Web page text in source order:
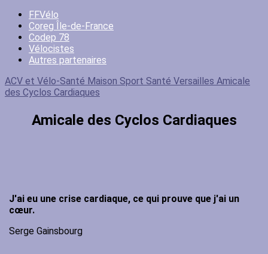
FFVélo
Coreg Île-de-France
Codep 78
Vélocistes
Autres partenaires
ACV et Vélo-Santé Maison Sport Santé Versailles Amicale
des Cyclos Cardiaques
Amicale des Cyclos Cardiaques
J'ai eu une crise cardiaque, ce qui prouve que j'ai un
cœur.
Serge Gainsbourg